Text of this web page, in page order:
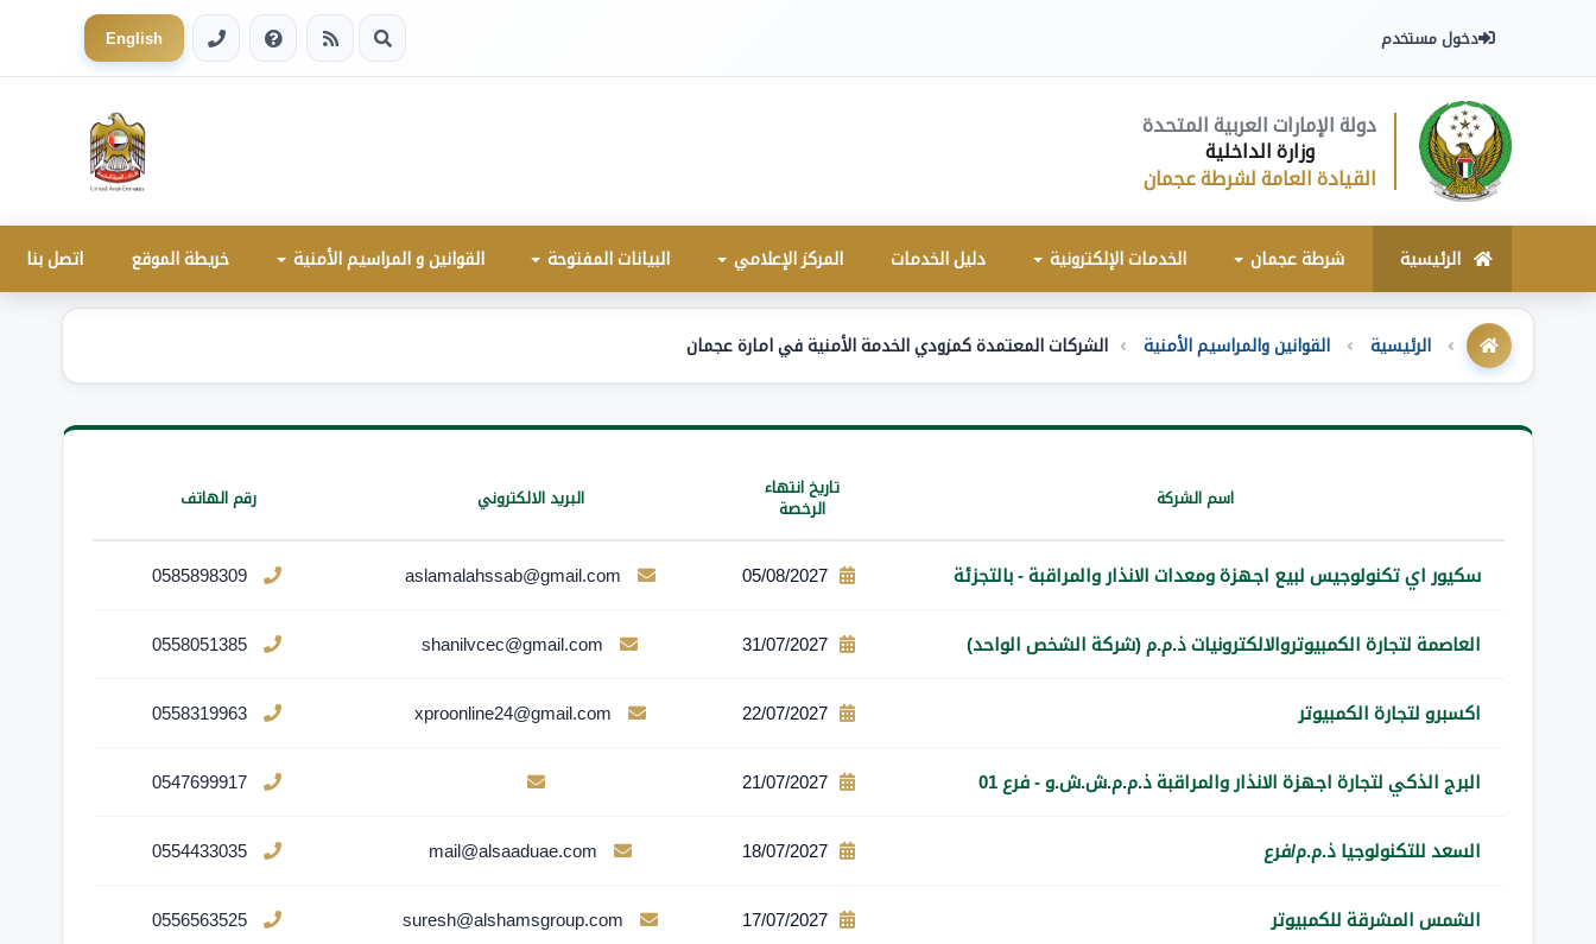
دخول مستخدم English
دولة الإمارات العربية المتحدة
وزارة الداخلية
القيادة العامة لشرطة عجمان
الرئيسية شرطة عجمان الخدمات الإلكترونية دليل الخدمات المركز الإعلامي البيانات المفتوحة القوانين و المراسيم الأمنية خريطة الموقع اتصل بنا
الرئيسية القوانين والمراسيم الأمنية الشركات المعتمدة كمزودي الخدمة الأمنیة في امارة عجمان
اسم الشركة
تاريخ انتهاء
الرخصة
البريد الالكتروني رقم الهاتف
سكيور اي تكنولوجيس لبيع اجهزة ومعدات الانذار والمراقبة - بالتجزئة 05/08/2027
aslamalahssab@gmail.com
0585898309
العاصمة لتجارة الكمبيوتروالالكترونيات ذ.م.م (شركة الشخص الواحد) 31/07/2027
shanilvcec@gmail.com
0558051385
اكسبرو لتجارة الكمبيوتر 22/07/2027
xproonline24@gmail.com
0558319963
البرج الذكي لتجارة اجهزة الانذار والمراقبة ذ.م.م.ش.ش.و - فرع 01 21/07/2027
0547699917
السعد للتكنولوجيا ذ.م.م/فرع 18/07/2027
mail@alsaaduae.com
0554433035
الشمس المشرقة للكمبيوتر 17/07/2027
suresh@alshamsgroup.com
0556563525